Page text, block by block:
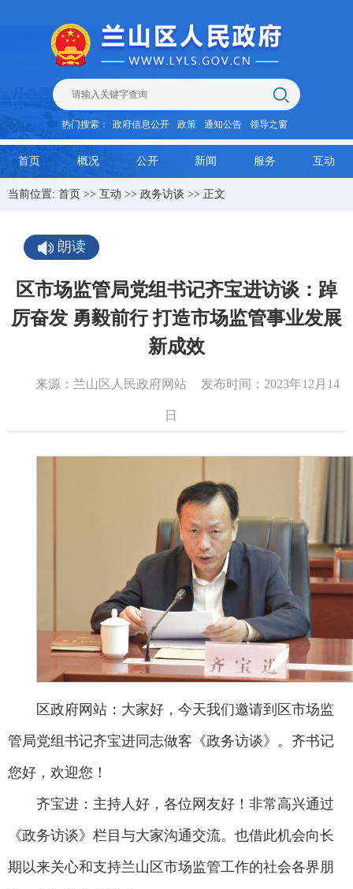
热门搜索： 政府信息公开 政策 通知公告 领导之窗
首页 概况 公开 新闻 服务 互动
当前位置: 首页 >> 互动 >> 政务访谈 >> 正文
朗读
区市场监管局党组书记齐宝进访谈：踔
厉奋发 勇毅前行 ​打造市场监管事业发展
新成效
来源：兰山区人民政府网站 发布时间：2023年12月14
日
区政府网站：大家好，今天我们邀请到区市场监
管局党组书记齐宝进同志做客《政务访谈》。齐书记
您好，欢迎您！
齐宝进：主持人好，各位网友好！非常高兴通过
《政务访谈》栏目与大家沟通交流。也借此机会向长
期以来关心和支持兰山区市场监管工作的社会各界朋